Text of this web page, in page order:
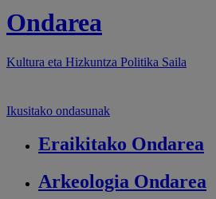
Ondarea
Kultura eta Hizkuntza Politika Saila
Ikusitako ondasunak
Eraikitako Ondarea
Arkeologia Ondarea